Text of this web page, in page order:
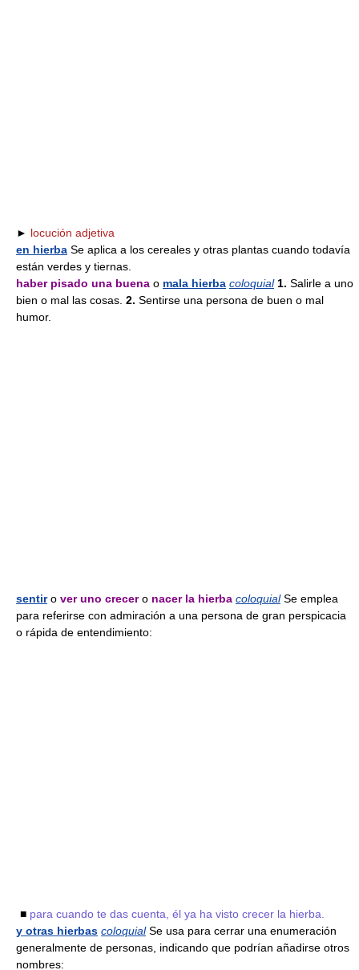
► locución adjetiva
en hierba Se aplica a los cereales y otras plantas cuando todavía
están verdes y tiernas.
haber pisado una buena o mala hierba coloquial 1. Salirle a uno
bien o mal las cosas. 2. Sentirse una persona de buen o mal
humor.
sentiro ver uno crecero nacer la hierba coloquialSe emplea
para referirse con admiración a una persona de gran perspicacia
o rápida de entendimiento:
■ para cuando te das cuenta, él ya ha visto crecer la hierba.
y otras hierbas coloquialSe usa para cerrar una enumeración
generalmente de personas, indicando que podrían añadirse otros
nombres: